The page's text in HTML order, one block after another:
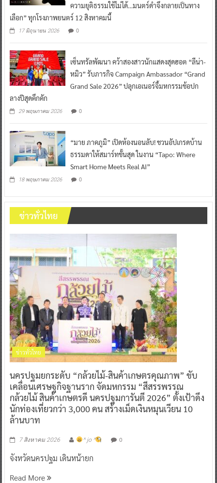
ความยุติธรรมใช้ไม่ได้…มนตร์ดำจึงกลายเป็นทาง
เลือก” ทุกโรงภาพยนตร์ 12 สิงหาคมนี้
17 มิถุนายน 2026 0
เซ็นทรัลพัฒนา คว้าสองสาวนักแสดงสุดฮอต “ลีน่า-
หมิว” รับภารกิจ Campaign Ambassador “Grand
Grand Sale 2026” ปลุกเอเนอร์จี้มหกรรมช้อปก
ลางปีสุดคึกคัก
29 พฤษภาคม 2026 0
“มาย ภาคภูมิ” เปิดห้องนอนลับ! ชวนอัปเกรดบ้าน
ธรรมดาให้สมาร์ทขั้นสุด ในงาน “Tapo: Where
Smart Home Meets Real AI”
18 พฤษภาคม 2026 0
ข่าวทั่วไทย
ข่าวทั่วไทย
นครปฐมยกระดับ “กล้วยไม้-สินค้าเกษตรคุณภาพ” ขับ
เคลื่อนเศรษฐกิจฐานราก จัดมหกรรม “สีสรรพรรณ
กล้วยไม้ สินค้าเกษตรดี นครปฐมการันตี 2026” ตั้งเป้าดึง
นักท่องเที่ยวกว่า 3,000 คน สร้างเม็ดเงินหมุนเวียน 10
ล้านบาท
7 สิงหาคม 2026 ^ jo ^ 0
จังหวัดนครปฐม เดินหน้ายก
Read More